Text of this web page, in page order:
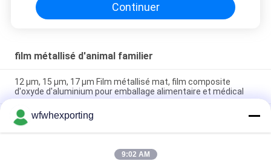
Continuer
film métallisé d'animal familier
12 μm, 15 μm, 17 μm Film métallisé mat, film composite
d'oxyde d'aluminium pour emballage alimentaire et médical
Film métallisé en PET à haute réflexion et à haute barrière, film
d'aluminium imprimé revêtu en PE, VMPET pour emballer des
sacs à thé
wfwhexporting
9:02 AM